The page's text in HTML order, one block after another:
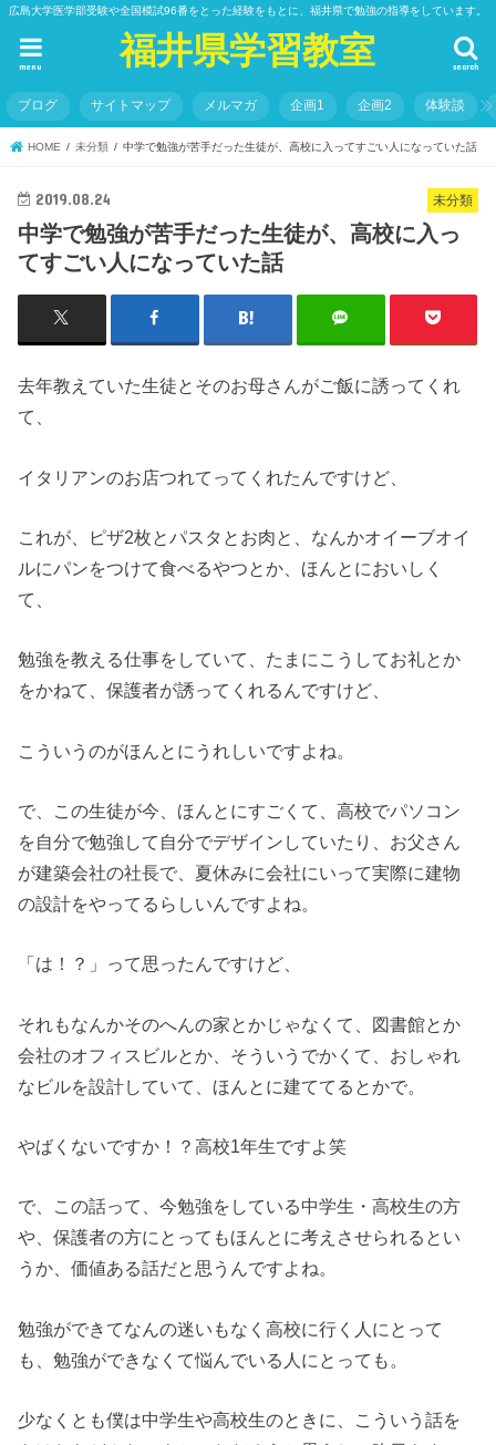
広島大学医学部受験や全国模試96番をとった経験をもとに、福井県で勉強の指導をしています。
福井県学習教室 search
menu
ブログ サイトマップ メルマガ 企画1 企画2 体験談
HOME 未分類 中学で勉強が苦手だった生徒が、高校に入ってすごい人になっていた話
未分類
2019.08.24
中学で勉強が苦手だった生徒が、高校に入っ
てすごい人になっていた話
去年教えていた生徒とそのお母さんがご飯に誘ってくれ
て、
イタリアンのお店つれてってくれたんですけど、
これが、ピザ2枚とパスタとお肉と、なんかオイーブオイ
ルにパンをつけて食べるやつとか、ほんとにおいしく
て、
勉強を教える仕事をしていて、たまにこうしてお礼とか
をかねて、保護者が誘ってくれるんですけど、
こういうのがほんとにうれしいですよね。
で、この生徒が今、ほんとにすごくて、高校でパソコン
を自分で勉強して自分でデザインしていたり、お父さん
が建築会社の社長で、夏休みに会社にいって実際に建物
の設計をやってるらしいんですよね。
「は！？」って思ったんですけど、
それもなんかそのへんの家とかじゃなくて、図書館とか
会社のオフィスビルとか、そういうでかくて、おしゃれ
なビルを設計していて、ほんとに建ててるとかで。
やばくないですか！？高校1年生ですよ笑
で、この話って、今勉強をしている中学生・高校生の方
や、保護者の方にとってもほんとに考えさせられるとい
うか、価値ある話だと思うんですよね。
勉強ができてなんの迷いもなく高校に行く人にとって
も、勉強ができなくて悩んでいる人にとっても。
少なくとも僕は中学生や高校生のときに、こういう話を